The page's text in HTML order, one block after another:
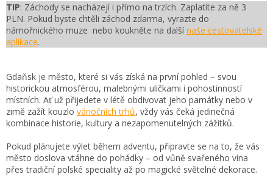
TIP: Záchody se nacházejí i přímo na trzích. Zaplatíte za ně 3
PLN. Pokud byste chtěli záchod zdarma, vyrazte do
námořnického muze nebo koukněte na další naše cestovatelské
aplikace.
Gdaňsk je město, které si vás získá na první pohled – svou
historickou atmosférou, malebnými uličkami i pohostinností
místních. Ať už přijedete v létě obdivovat jeho památky nebo v
zimě zažít kouzlo vánočních trhů, vždy vás čeká jedinečná
kombinace historie, kultury a nezapomenutelných zážitků.
Pokud plánujete výlet během adventu, připravte se na to, že vás
město doslova vtáhne do pohádky – od vůně svařeného vína
přes tradiční polské speciality až po magické světelné dekorace.